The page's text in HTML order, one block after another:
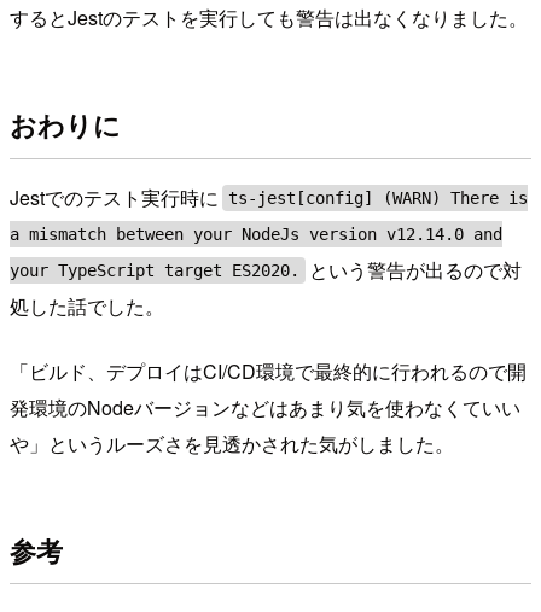
するとJestのテストを実行しても警告は出なくなりました。
おわりに
Jestでのテスト実行時に ts-jest[config] (WARN) There is
a mismatch between your NodeJs version v12.14.0 and
your TypeScript target ES2020.
という警告が出るので対
処した話でした。
「ビルド、デプロイはCI/CD環境で最終的に行われるので開
発環境のNodeバージョンなどはあまり気を使わなくていい
や」というルーズさを見透かされた気がしました。
参考